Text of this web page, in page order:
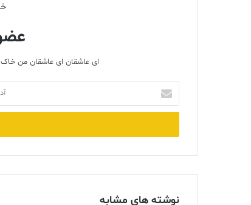
ای عاشقان ای عاشقان من
ایمیل
خود
وارد
نوشته های مشابه